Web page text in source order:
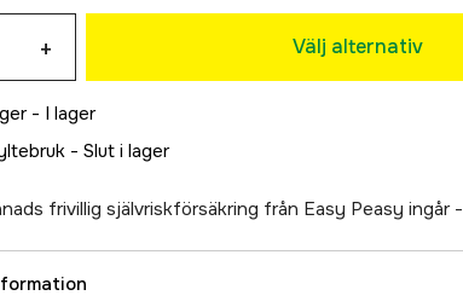
+ Välj alternativ
- I lager
- Slut i lager
frivillig självriskförsäkring från Easy Peasy ingår -